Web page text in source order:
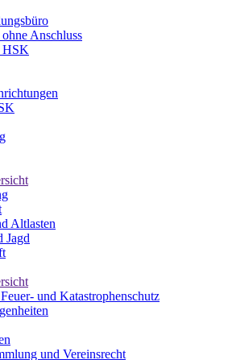
Anschluss
HSK
Altlasten
Jagd
und Katastrophenschutz
und Vereinsrecht